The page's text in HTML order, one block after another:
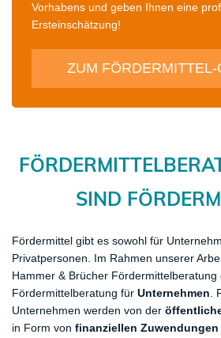
Vorhabens und geben Ihnen eine
Ersteinschätzung!
ZUM FÖRDERMITTEL-
SIND
Fördermittel gibt es sowohl für
Privatpersonen. Im Rahmen unserer
Hammer & Brücher
Fördermittelberatung für Unternehmen
Unternehmen werden von der
in Form von finanziellen Zuwendungen